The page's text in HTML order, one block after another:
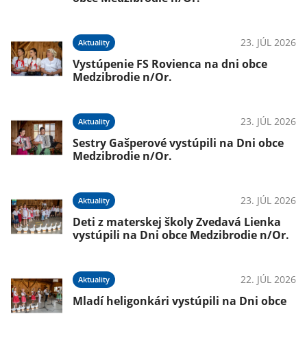
Aktuality 23. JÚL 2026
Vystúpenie FS Rovienca na dni obce
Medzibrodie n/Or.
Aktuality 23. JÚL 2026
Sestry Gašperové vystúpili na Dni obce
Medzibrodie n/Or.
Aktuality 23. JÚL 2026
Deti z materskej školy Zvedavá Lienka
vystúpili na Dni obce Medzibrodie n/Or.
Aktuality 22. JÚL 2026
Mladí heligonkári vystúpili na Dni obce